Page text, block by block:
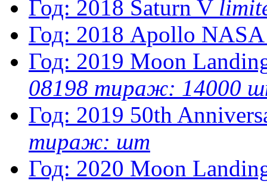
Год: 2018 Saturn V
Год: 2018 Apollo NASA
Год: 2019 Moon
08198 тираж: 14000
Год: 2019 50th
тираж: шт
Год: 2020 Moon